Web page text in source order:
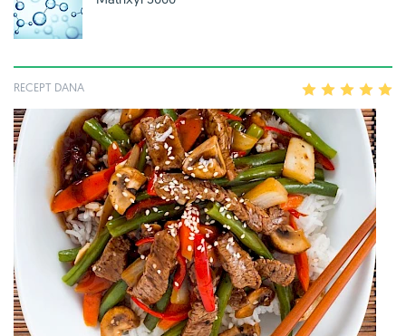
RECEPT DANA 2 3 4